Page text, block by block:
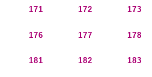
171 172 173
176 177 178
181 182 183